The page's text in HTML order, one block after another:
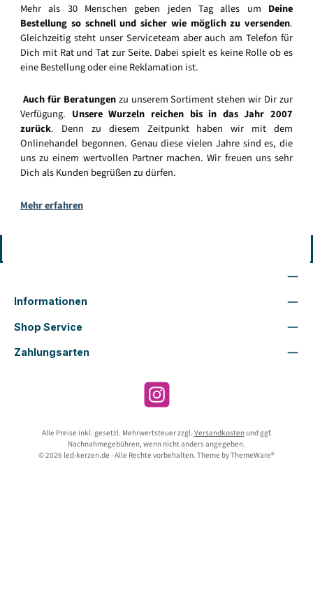
Mehr als 30 Menschen geben jeden Tag alles um Deine
Bestellung so schnell und sicher wie möglich zu versenden.
Gleichzeitig steht unser Serviceteam aber auch am Telefon für
Dich mit Rat und Tat zur Seite. Dabei spielt es keine Rolle ob es
eine Bestellung oder eine Reklamation ist.
Auch für Beratungenzu unserem Sortiment stehen wir Dir zur
Verfügung. Unsere Wurzeln reichen bis in das Jahr 2007
zurück. Denn zu diesem Zeitpunkt haben wir mit dem
Onlinehandel begonnen. Genau diese vielen Jahre sind es, die
uns zu einem wertvollen Partner machen. Wir freuen uns sehr
Dich als Kunden begrüßen zu dürfen.
Mehr erfahren
Informationen
Shop Service
Zahlungsarten
Instagram
Alle Preise inkl. gesetzl. Mehrwertsteuer zzgl. Versandkostenund ggf.
Nachnahmegebühren, wenn nicht anders angegeben.
© 2026 led-kerzen.de - Alle Rechte vorbehalten. Theme byThemeWare®